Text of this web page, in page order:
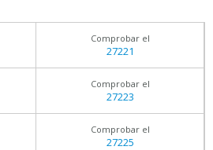
Comprobar el
27221
Comprobar el
27223
Comprobar el
27225